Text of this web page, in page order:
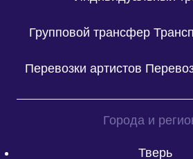
Групповой трансфер
Перевозки артистов
Города и
Тверь